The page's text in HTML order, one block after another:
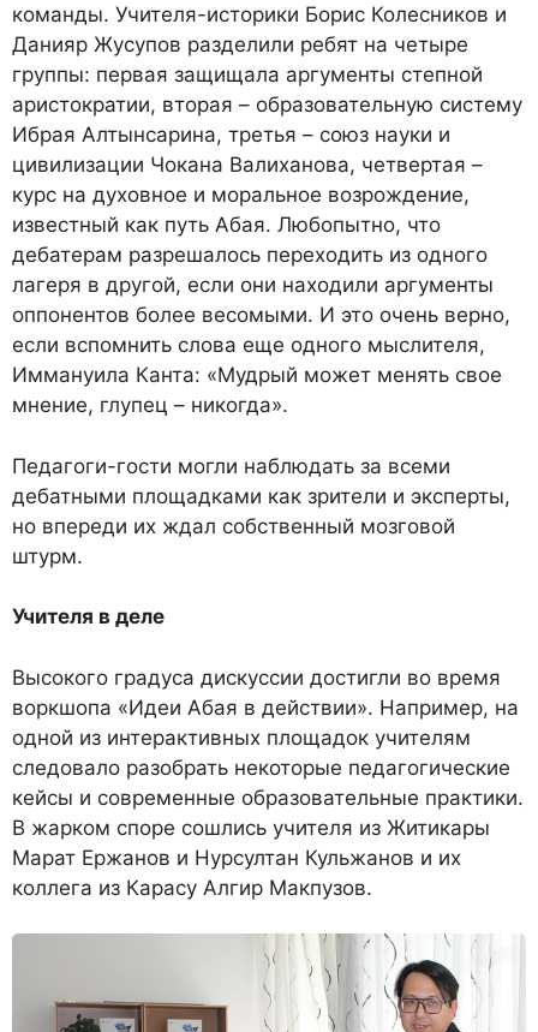
команды. Учителя-историки Борис Колесников и
Данияр Жусупов разделили ребят на четыре
группы: первая защищала аргументы степной
аристократии, вторая – образовательную систему
Ибрая Алтынсарина, третья – союз науки и
цивилизации Чокана Валиханова, четвертая –
курс на духовное и моральное возрождение,
известный как путь Абая. Любопытно, что
дебатерам разрешалось переходить из одного
лагеря в другой, если они находили аргументы
оппонентов более весомыми. И это очень верно,
если вспомнить слова еще одного мыслителя,
Иммануила Канта: «Мудрый может менять свое
мнение, глупец – никогда».
Педагоги-гости могли наблюдать за всеми
дебатными площадками как зрители и эксперты,
но впереди их ждал собственный мозговой
штурм.
Учителя в деле
Высокого градуса дискуссии достигли во время
воркшопа «Идеи Абая в действии». Например, на
одной из интерактивных площадок учителям
следовало разобрать некоторые педагогические
кейсы и современные образовательные практики.
В жарком споре сошлись учителя из Житикары
Марат Ержанов и Нурсултан Кульжанов и их
коллега из Карасу Алгир Макпузов.